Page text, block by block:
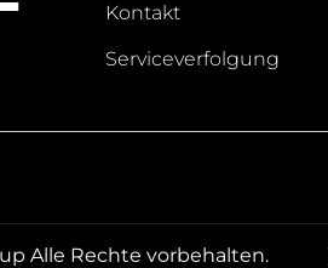
Kontakt
Serviceverfolgung
Alle Rechte vorbehalten.